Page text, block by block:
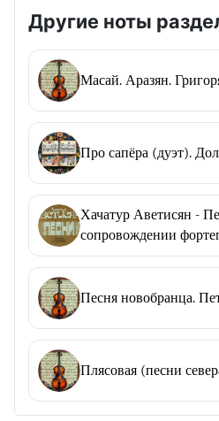
Другие ноты
Масай. Аразян.
Про сапёра (дуэт).
Хачатур Аветисян -
сопровождении
Песня новобранца.
Плясовая (песни